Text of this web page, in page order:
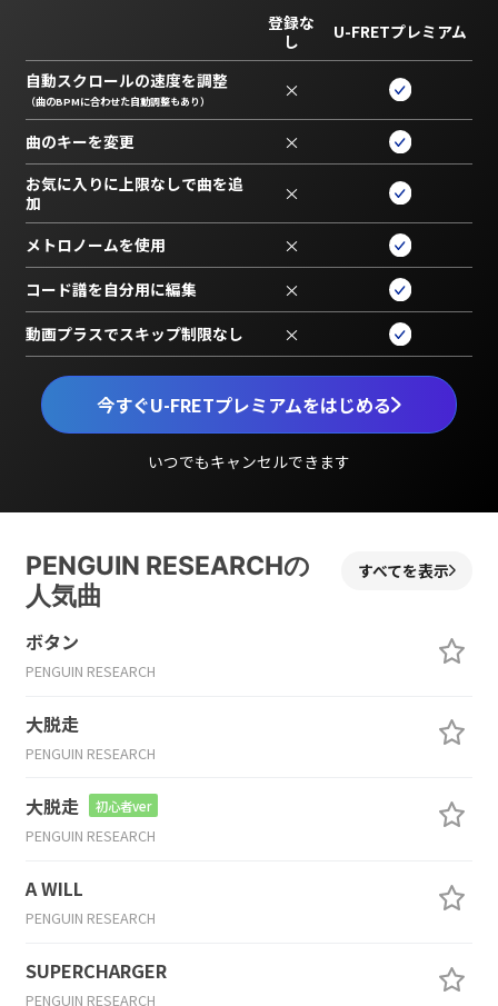
今すぐU-FRETプレミアムをはじめる
いつでもキャンセルできます
登録な
し
U-FRETプレミアム
自動スクロールの速度を調整
（曲のBPMに合わせた自動調整もあり） ×
曲のキーを変更 ×
お気に入りに上限なしで曲を追
加
×
メトロノームを使用 ×
コード譜を自分用に編集 ×
動画プラスでスキップ制限なし ×
PENGUIN RESEARCHの
人気曲
すべてを表示
ボタン
PENGUIN RESEARCH
大脱走
PENGUIN RESEARCH
大脱走 初心者ver
PENGUIN RESEARCH
A WILL
PENGUIN RESEARCH
SUPERCHARGER
PENGUIN RESEARCH